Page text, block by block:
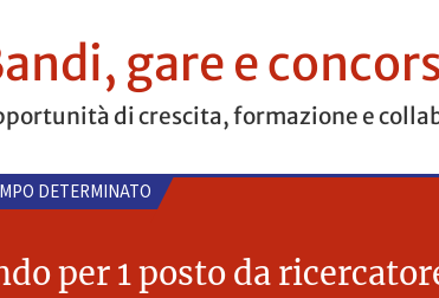
gare e
di crescita, formazione e
DETERMINATO
per 1 posto da